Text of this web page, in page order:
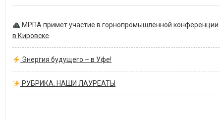
МРПА примет участие в горнопромышленной конференции
в Кировске
Энергия будущего – в Уфе!
РУБРИКА: НАШИ ЛАУРЕАТЫ